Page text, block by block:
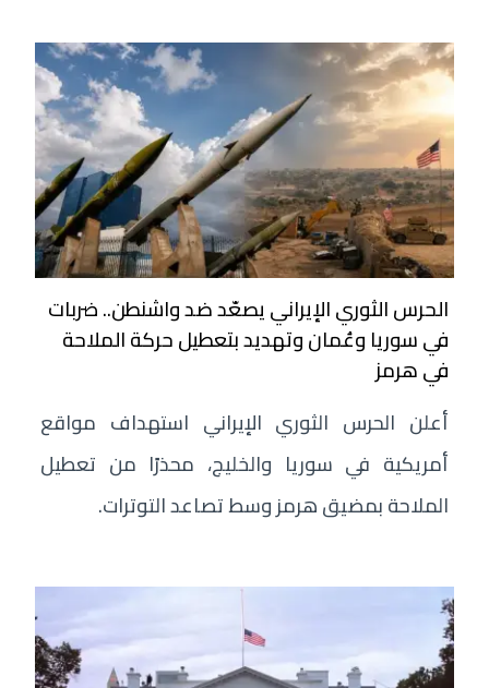
الحرس الثوري الإيراني يصعّد ضد واشنطن.. ضربات
في سوريا وعُمان وتهديد بتعطيل حركة الملاحة
في هرمز
أعلن الحرس الثوري الإيراني استهداف مواقع
أمريكية في سوريا والخليج، محذرًا من تعطيل
الملاحة بمضيق هرمز وسط تصاعد التوترات.